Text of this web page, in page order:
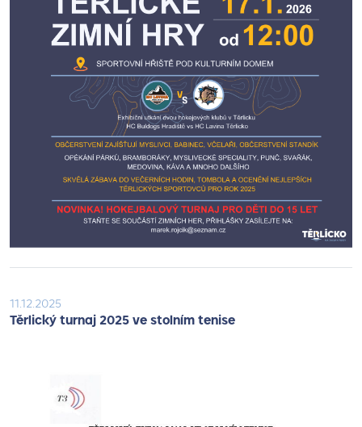
11.12.2025
Těrlický turnaj 2025 ve stolním tenise